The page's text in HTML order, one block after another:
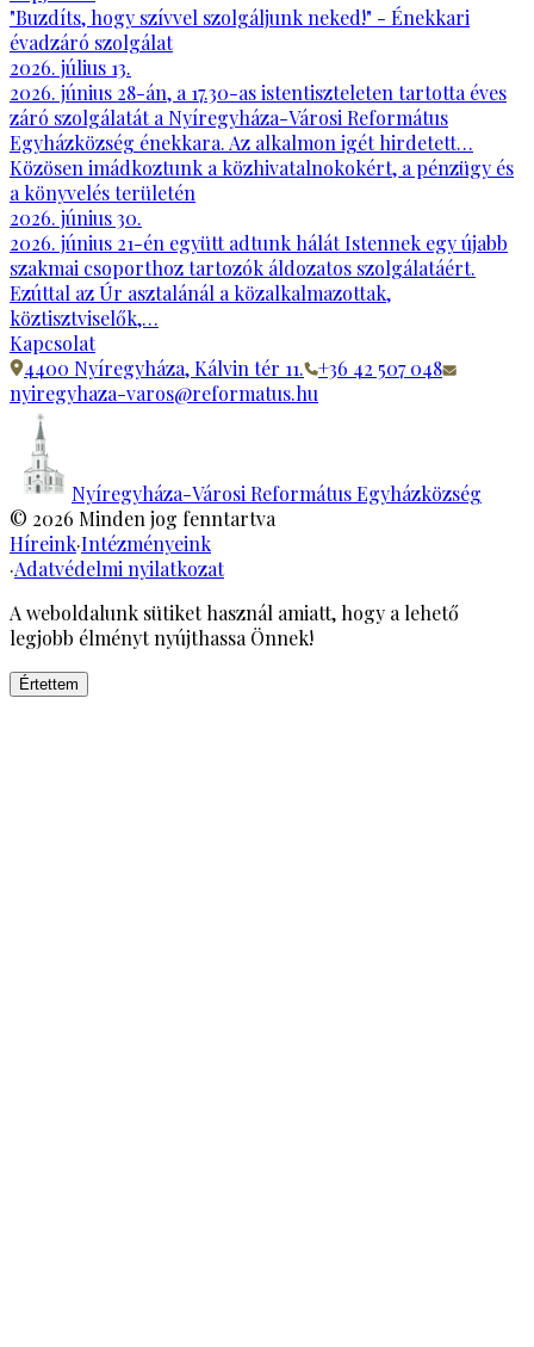
"Buzdíts, hogy szívvel szolgáljunk neked!" - Énekkari
évadzáró szolgálat
2026. július 13.
2026. június 28-án, a 17.30-as istentiszteleten tartotta éves
záró szolgálatát a Nyíregyháza-Városi Református
Egyházközség énekkara. Az alkalmon igét hirdetett…
Közösen imádkoztunk a közhivatalnokokért, a pénzügy és
a könyvelés területén
2026. június 30.
2026. június 21-én együtt adtunk hálát Istennek egy újabb
szakmai csoporthoz tartozók áldozatos szolgálatáért.
Ezúttal az Úr asztalánál a közalkalmazottak,
köztisztviselők,…
Kapcsolat
4400 Nyíregyháza, Kálvin tér 11.
+36 42 507 048
nyiregyhaza-varos@reformatus.hu
Nyíregyháza-Városi Református Egyházközség
© 2026 Minden jog fenntartva
Híreink·Intézményeink
·Adatvédelmi nyilatkozat
A weboldalunk sütiket használ amiatt, hogy a lehető
legjobb élményt nyújthassa Önnek!
Értettem